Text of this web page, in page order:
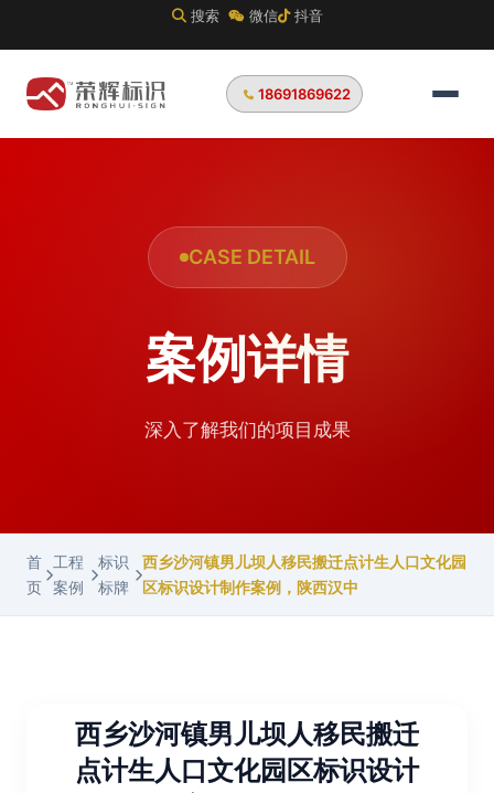
搜索 微信 抖音
18691869622
CASE DETAIL
案例详情
深入了解我们的项目成果
首
页
工程
案例
标识
标牌
西乡沙河镇男儿坝人移民搬迁点计生人口文化园
区标识设计制作案例，陕西汉中
西乡沙河镇男儿坝人移民搬迁
点计生人口文化园区标识设计